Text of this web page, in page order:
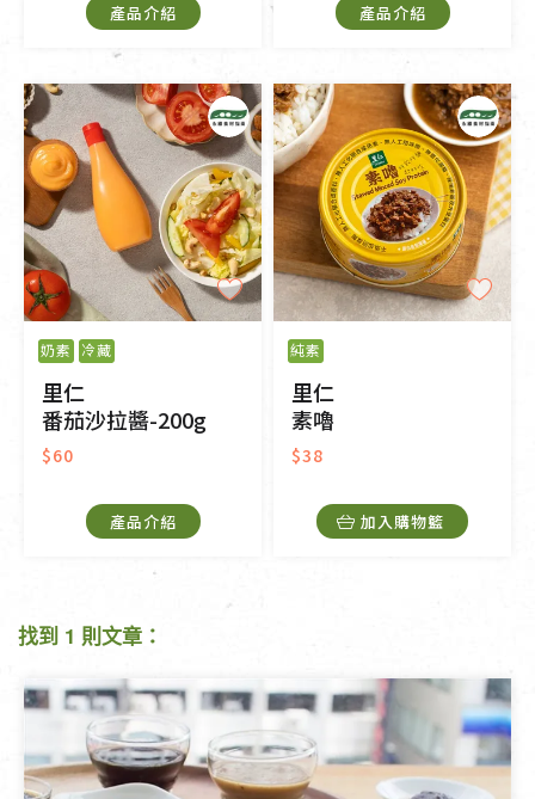
產品介紹 產品介紹
奶素 冷藏
里仁
番茄沙拉醬-200g
$60
產品介紹
純素
里仁
素嚕
$38
加入購物籃
找到 1 則文章：